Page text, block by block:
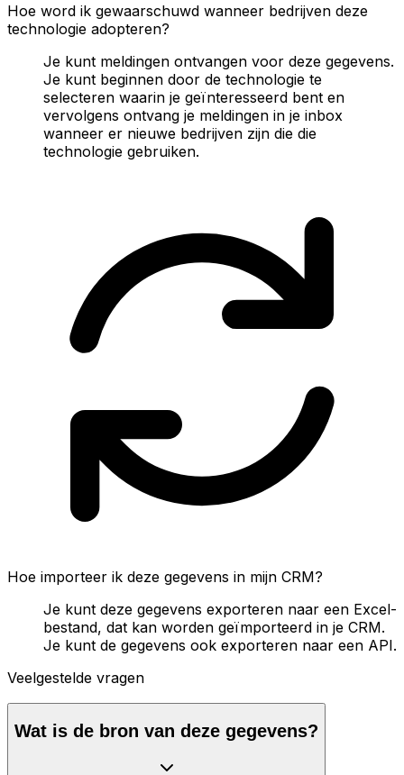
Hoe word ik gewaarschuwd wanneer bedrijven deze
technologie adopteren?
Je kunt meldingen ontvangen voor deze gegevens.
Je kunt beginnen door de technologie te
selecteren waarin je geïnteresseerd bent en
vervolgens ontvang je meldingen in je inbox
wanneer er nieuwe bedrijven zijn die die
technologie gebruiken.
Hoe importeer ik deze gegevens in mijn CRM?
Je kunt deze gegevens exporteren naar een Excel-
bestand, dat kan worden geïmporteerd in je CRM.
Je kunt de gegevens ook exporteren naar een API.
Veelgestelde vragen
Wat is de bron van deze gegevens?